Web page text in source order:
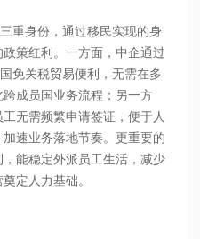
重身份，通过移民实现的身
策红利。一方面，中企通过
免关税贸易便利，无需在多
成员国业务流程；另一方
无需频繁申请签证，便于人
速业务落地节奏。更重要的
能稳定外派员工生活，减少
定人力基础。